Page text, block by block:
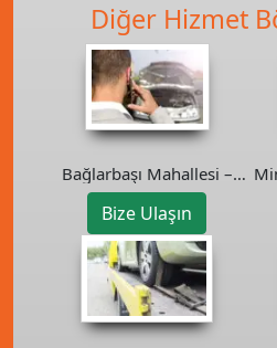
Diğer Hizmet
Bağlarbaşı Mahallesi –
Maltepe Oto Kurtarıcı
Bize Ulaşın